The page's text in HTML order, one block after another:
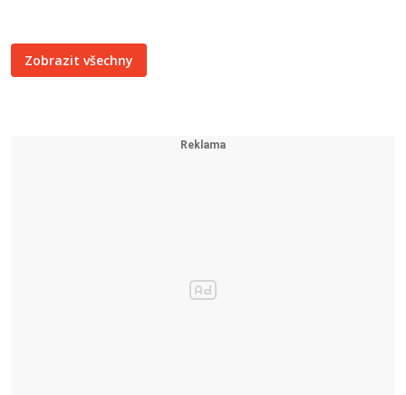
Zobrazit všechny